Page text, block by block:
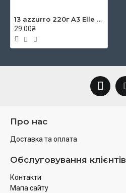
13 azzurro 220г A3 Elle Erre картон кольоровий
29.00₴
Про нас
Доставка та оплата
Обслуговування клієнтів
Контакти
Мапа сайту